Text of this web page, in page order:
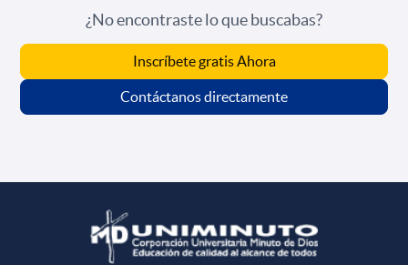
¿No encontraste lo que buscabas?
Inscríbete gratis Ahora
Contáctanos directamente